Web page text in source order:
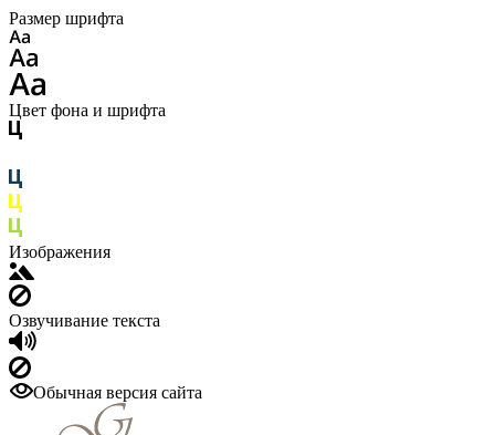
Размер шрифта
Цвет фона и шрифта
Изображения
Озвучивание текста
Обычная версия сайта